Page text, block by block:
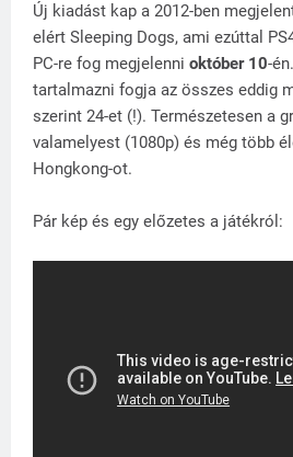
Új kiadást kap a 2012-ben
elért Sleeping Dogs, ami ezúttal
PC-re fog megjelenni október 10-
tartalmazni fogja az összes eddig
szerint 24-et (!). Természetesen a
valamelyest (1080p) és még több
Hongkong-ot.
Pár kép és egy előzetes a játékról: